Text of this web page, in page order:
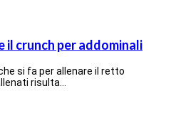
il crunch per addominali
si fa per allenare il retto
risulta…